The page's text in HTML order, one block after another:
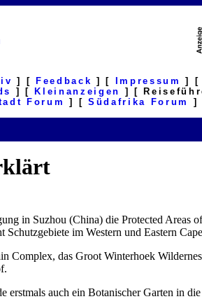
] [ Feedback ] [ Impressum ] [
] [ Kleinanzeigen ] [
Forum ] [ Südafrika Forum ]
in Suzhou (China) die Protected Areas
im Western und Eastern
Complex, das Groot Winterhoek
auch ein Botanischer Garten in